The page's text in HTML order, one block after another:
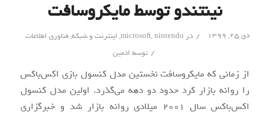
نینتندو توسط مایکروسافت
دی ۲۵, ۱۳۹۹ / در microsoft,nintendo
, اینترنت و شبکه, فناوری اطلاعات
/ توسط ادمین
از زمانی که مایکروسافت نخستین مدل کنسول بازی اکس‌باکس
را روانه بازار کرد حدود دو دهه می‌گذرد. اولین مدل کنسول
اکس‌باکس سال 2001 میلادی روانه بازار شد و خبرگزاری